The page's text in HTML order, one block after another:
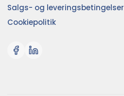
Salgs- og leveringsbetingelser
Cookiepolitik